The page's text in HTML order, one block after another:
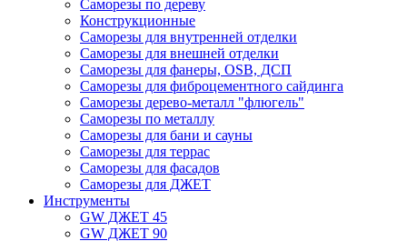
Саморезы по дереву
Конструкционные
Саморезы для внутренней отделки
Саморезы для внешней отделки
Cаморезы для фанеры, OSB, ДСП
Саморезы для фиброцементного сайдинга
Саморезы дерево-металл "флюгель"
Саморезы по металлу
Саморезы для бани и сауны
Саморезы для террас
Саморезы для фасадов
Саморезы для ДЖЕТ
Инструменты
GW ДЖЕТ 45
GW ДЖЕТ 90